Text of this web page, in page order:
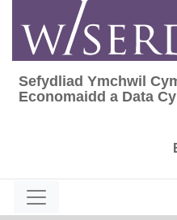
content
Sefydliad Ymchwil
Sefydliad Ymchwil
Economaidd a Data